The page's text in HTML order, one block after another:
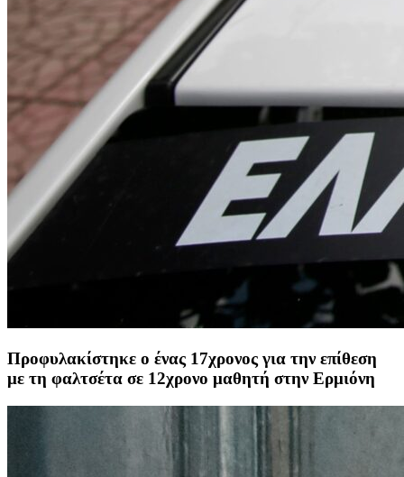
Προφυλακίστηκε ο ένας 17χρονος για την επίθεση
με τη φαλτσέτα σε 12χρονο μαθητή στην Ερμιόνη